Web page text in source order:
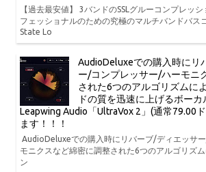
【過去最安値】 3バンドのSSLグルーコンプレッ
フェッショナルのための究極のマルチバンドバス
State Lo
AudioDeluxeでの購入時にリ
ー/コンプレッサー/ハーモニ
された6つのアルゴリズムに
ドの質を迅速に上げるボー
Leapwing Audio「UltraVox 2」(通常79.00
ます！！！
AudioDeluxeでの購入時にリバーブ/ディエッサ
モニクスなど綿密に調整された6つのアルゴリズ
ン